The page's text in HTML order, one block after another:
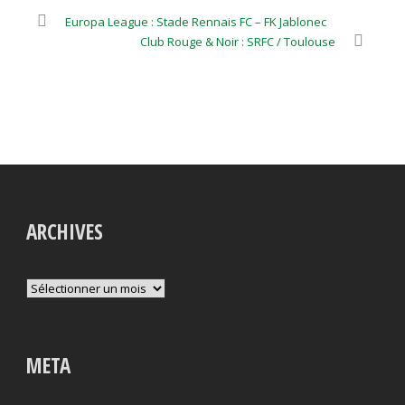
Europa League : Stade Rennais FC – FK Jablonec
Club Rouge & Noir : SRFC / Toulouse
ARCHIVES
Archives
META